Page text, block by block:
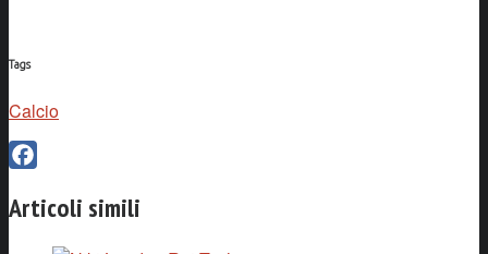
Tags
Calcio
Articoli simili